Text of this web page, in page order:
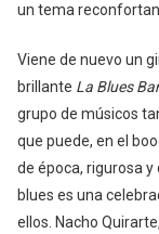
un tema
Viene de nuevo un
brillante La Blues
grupo de músicos
que puede, en el
de época, rigurosa
blues es una
ellos. Nacho